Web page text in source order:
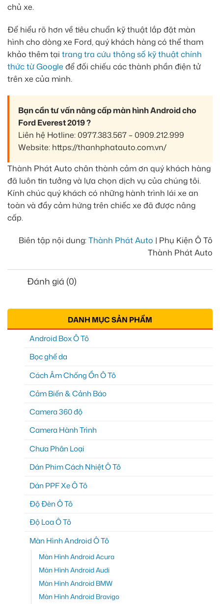
chủ xe.
Để hiểu rõ hơn về tiêu chuẩn kỹ thuật lắp đặt màn
hình cho dòng xe Ford, quý khách hàng có thể tham
khảo thêm tại trang tra cứu thông số kỹ thuật chính
thức từ Google để đối chiếu các thành phần điện tử
trên xe của mình.
Bạn cần tư vấn nâng cấp màn hình Android cho
Ford Everest 2019 ?
Liên hệ Hotline: 0977.383.567 – 0909.212.999
Website: https://thanhphatauto.com.vn/
Thành Phát Auto chân thành cảm ơn quý khách hàng
đã luôn tin tưởng và lựa chọn dịch vụ của chúng tôi.
Kính chúc quý khách có những hành trình lái xe an
toàn và đầy cảm hứng trên chiếc xe đã được nâng
cấp.
Biên tập nội dung:Thành Phát Auto | Phụ Kiện Ô Tô
Thành Phát Auto
Đánh giá (0)
DANH MỤC SẢN PHẨM
Android Box Ô Tô
Bọc ghế da
Cách Âm Chống Ồn Ô Tô
Cảm Biến & Cảnh Báo
Camera 360 độ
Camera Hành Trình
Chưa Phân Loại
Dán Phim Cách Nhiệt Ô Tô
Dán PPF Xe Ô Tô
Độ Đèn Ô Tô
Độ Loa Ô Tô
Màn Hình Android Ô Tô
Màn Hình Android Acura
Màn Hình Android Audi
Màn Hình Android BMW
Màn Hình Android Bravigo